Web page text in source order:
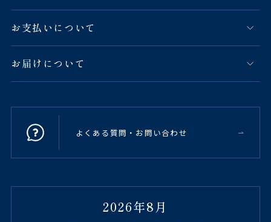
お支払いについて
お届けについて
よくある質問・お問い合わせ
2026年8月